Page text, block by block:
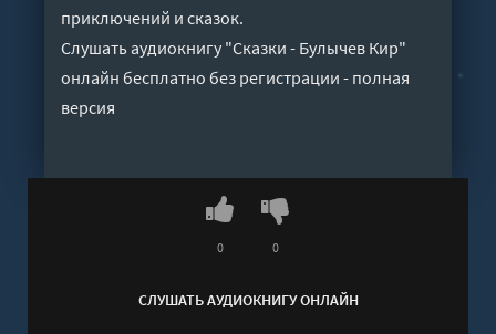
приключений и сказок.
Слушать аудиокнигу "Сказки - Булычев Кир"
онлайн бесплатно без регистрации - полная
версия
СЛУШАТЬ АУДИОКНИГУ ОНЛАЙН
0 0